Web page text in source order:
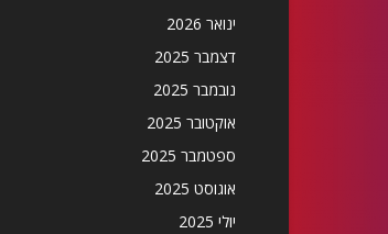
ינואר 2026
דצמבר 2025
נובמבר 2025
אוקטובר 2025
ספטמבר 2025
אוגוסט 2025
יולי 2025